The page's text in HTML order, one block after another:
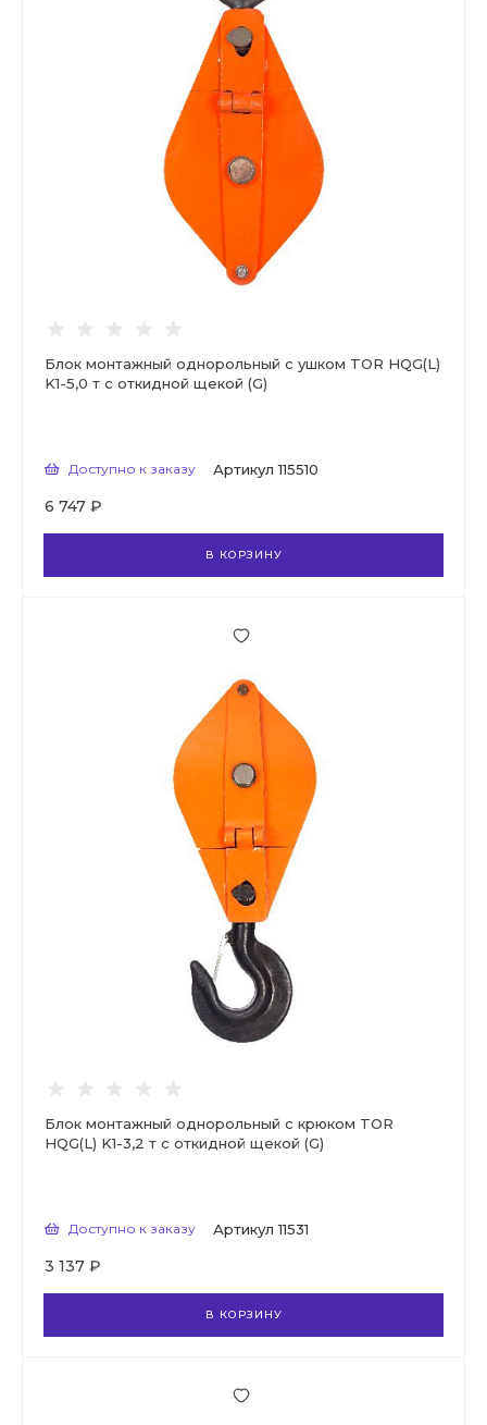
Блок монтажный однорольный с ушком TOR HQG(L)
K1-5,0 т с откидной щекой (G)
Доступно к заказу Артикул 115510
6 747 ₽
В КОРЗИНУ
Блок монтажный однорольный с крюком TOR
HQG(L) K1-3,2 т с откидной щекой (G)
Доступно к заказу Артикул 11531
3 137 ₽
В КОРЗИНУ